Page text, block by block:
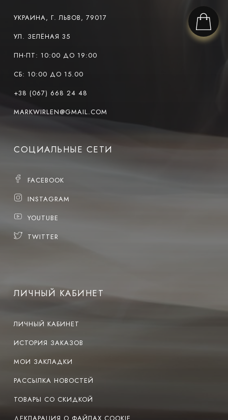
УКРАИНА, Г. ЛЬВОВ, 79017
УЛ. ЗЕЛЁНАЯ 35
ПН-ПТ: 10:00 ДО 19:00
СБ: 10:00 ДО 15.00
+38 (067) 668 24 48
MARKWIRLEN@GMAIL.COM
СОЦИАЛЬНЫЕ СЕТИ
FACEBOOK
INSTAGRAM
YOUTUBE
TWITTER
ЛИЧНЫЙ КАБИНЕТ
ЛИЧНЫЙ КАБИНЕТ
ИСТОРИЯ ЗАКАЗОВ
МОИ ЗАКЛАДКИ
РАССЫЛКА НОВОСТЕЙ
ТОВАРЫ СО СКИДКОЙ